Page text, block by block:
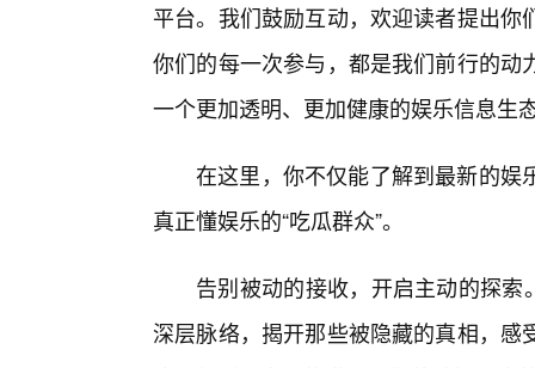
平台。我们鼓励互动，欢迎读者提出
你们的每一次参与，都是我们前行的
一个更加透明、更加健康的娱乐信息生
在这里，你不仅能了解到最新的娱
真正懂娱乐的“吃瓜群众”。
告别被动的接收，开启主动的探索
深层脉络，揭开那些被隐藏的真相，